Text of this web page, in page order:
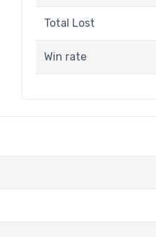
Total Lost
Win rate